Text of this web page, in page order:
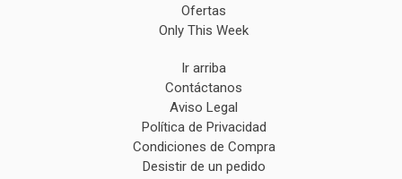
Ofertas
Only This Week
Ir arriba
Contáctanos
Aviso Legal
Política de Privacidad
Condiciones de Compra
Desistir de un pedido